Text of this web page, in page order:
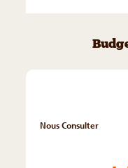
Nous Consulter